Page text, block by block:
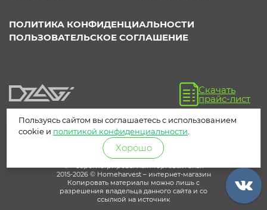
ПОЛИТИКА КОНФИДЕНЦИАЛЬНОСТИ
ПОЛЬЗОВАТЕЛЬСКОЕ СОГЛАШЕНИЕ
Скачать
прайс-лист
® – зарегистрированный торговый знак
2015-2026 © Homeharvest – интернет-магазин
Копировать материалы можно лишь с
разрешения владельца данного сайта и со
ссылкой на источник
Пользуясь сайтом вы соглашаетесь с использованием
cookie и политикой конфиденциальности
Хорошо